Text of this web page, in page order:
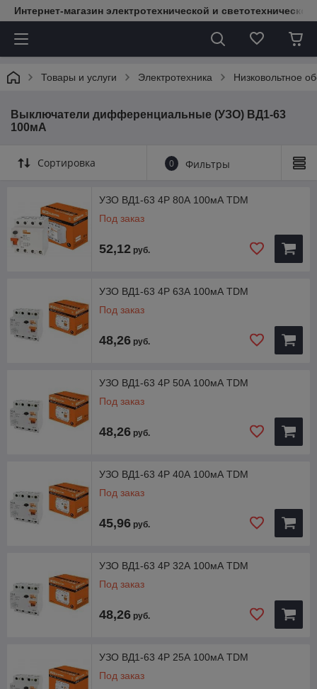
Интернет-магазин электротехнической и
Товары и услуги Электротехника Низковольтное
Выключатели дифференциальные (УЗО) ВД1-63
100мА
Сортировка 0 Фильтры
УЗО ВД1-63 4Р 80А 100мА TDM
Под заказ
52,12 руб.
УЗО ВД1-63 4Р 63А 100мА TDM
Под заказ
48,26 руб.
УЗО ВД1-63 4Р 50А 100мА TDM
Под заказ
48,26 руб.
УЗО ВД1-63 4Р 40А 100мА TDM
Под заказ
45,96 руб.
УЗО ВД1-63 4Р 32А 100мА TDM
Под заказ
48,26 руб.
УЗО ВД1-63 4Р 25А 100мА TDM
Под заказ